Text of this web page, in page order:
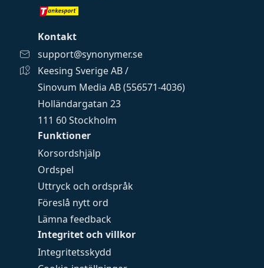
Funktioner
Korsordshjälp
Ordspel
Uttryck och ordspråk
Föreslå nytt ord
Lämna feedback
Integritet och villkor
Integritetsskydd
Kontakt
support@synonymer.se
Keesing Sverige AB /
Sinovum Media AB (556571-4036)
Holländargatan 23
111 60 Stockholm